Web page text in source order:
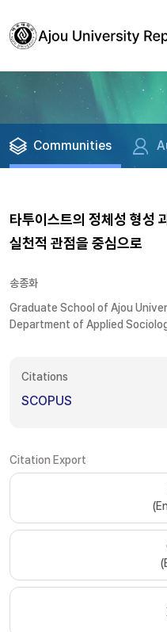
Communities
타투이스트의 정체성 형성
실천적 관점을 중심으로
송종화
Graduate School of Ajou
Department of Applied
Citations
SCOPUS
Citation Export